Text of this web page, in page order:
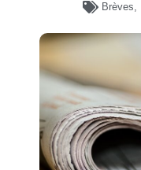
Brèves,